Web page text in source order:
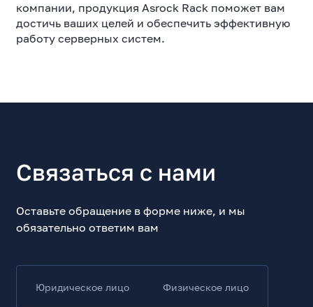
компании, продукция Asrock Rack поможет вам
достичь ваших целей и обеспечить эффективную
работу серверных систем.
Связаться с нами
Оставьте обращение в форме ниже, и мы
обязательно ответим вам
Юридическое лицо Физическое лицо